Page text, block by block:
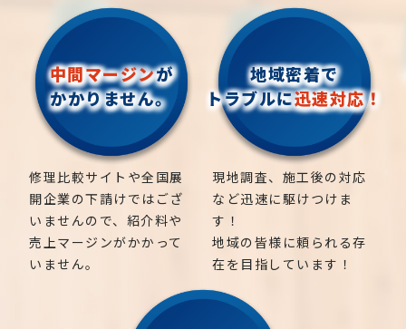
中間マージンが
かかりません。
修理比較サイトや全国展
開企業の下請けではござ
いませんので、紹介料や
売上マージンがかかって
いません。
地域密着で
トラブルに迅速対応！
現地調査、施工後の対応
など迅速に駆けつけま
す！
地域の皆様に頼られる存
在を目指しています！